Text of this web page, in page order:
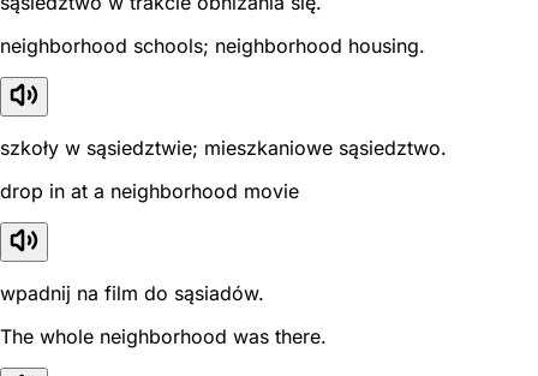
neighborhood schools; neighborhood housing.
szkoły w sąsiedztwie; mieszkaniowe sąsiedztwo.
drop in at a neighborhood movie
wpadnij na film do sąsiadów.
The whole neighborhood was there.